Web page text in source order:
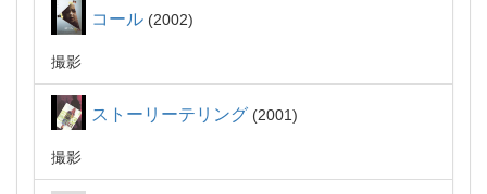
コール 2002
撮影
ストーリーテリング 2001
撮影